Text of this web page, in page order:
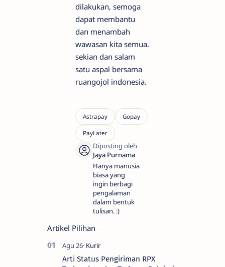
dilakukan, semoga
dapat membantu
dan menambah
wawasan kita semua.
sekian dan salam
satu aspal bersama
ruangojol indonesia.
Hanya manusia
biasa yang
ingin berbagi
pengalaman
dalam bentuk
tulisan. :)
Artikel Pilihan
Arti Status Pengiriman RPX